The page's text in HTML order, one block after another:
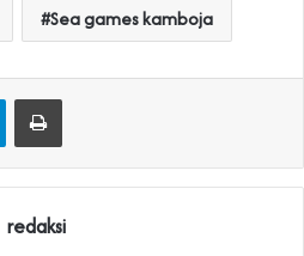
Sea games kamboja
TelegramPrint
redaksi